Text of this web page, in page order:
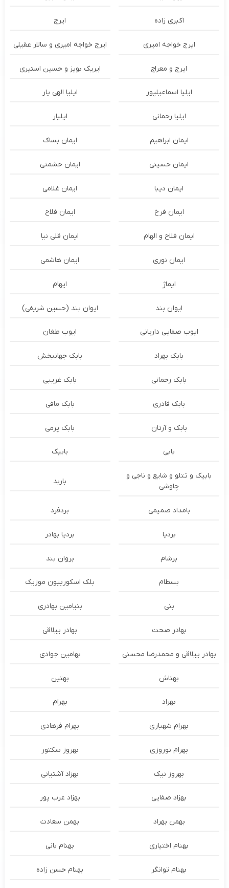
اکبری زاده ایرج
ایرج خواجه امیری ایرج خواجه امیری و سالار عقیلی
ایرج و معراج ایریک بویز و حسین استیری
ایلیا اسماعیلپور ایلیا الهی یار
ایلیا رحمانی ایلیار
ایمان ابراهیم ایمان بساک
ایمان حسینی ایمان حشمتی
ایمان دیبا ایمان غلامی
ایمان فرخ ایمان فلاح
ایمان فلاح و الهام ایمان قلی نیا
ایمان نوری ایمان هاشمی
ایماژ ایهام
ایوان بند ایوان بند (حسین شریفی)
ایوب صفایی داریانی ایوب طغان
بابک بهراد بابک جهانبخش
بابک رحمانی بابک غریبی
بابک قادری بابک مافی
بابک و آرتان بابک پرمی
بابی بابیک
بابیک و تتلو و شایع و ناجی و
چاوشی
باربد
بامداد صمیمی بردفرد
بردیا بردیا بهادر
برشام بروان بند
بسطام بلک اسکورپیون موزیک
بنی بنیامین بهادری
بهادر صحت بهادر ییلاقی
بهادر ییلاقی و محمدرضا محسنی بهامین جوادی
بهتاش بهتین
بهراد بهرام
بهرام شهبازی بهرام فرهادی
بهرام نوروزی بهروز سکتور
بهروز نیک بهزاد آشتیانی
بهزاد صفایی بهزاد عرب پور
بهمن بهراد بهمن سعادت
بهنام اختیاری بهنام بانی
بهنام توانگر بهنام حسن زاده